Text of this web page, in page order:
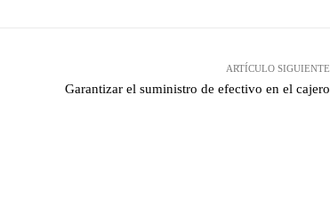
ARTÍCULO SIGUIENTE
Garantizar el suministro de efectivo en el cajero